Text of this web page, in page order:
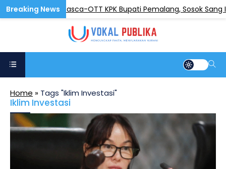
BERITA Pasca-OTT KPK Bupati Pemalang, Sosok Sang
Home » Tags "Iklim Investasi"
Iklim Investasi